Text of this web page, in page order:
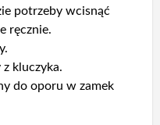
potrzeby wcisnąć
ręcznie.
kluczyka.
do oporu w zamek